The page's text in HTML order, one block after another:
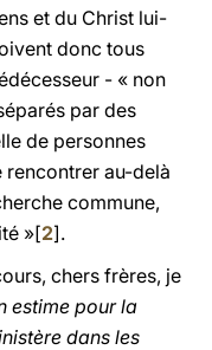
et du Christ lui-
donc tous
- « non
par des
de personnes
rencontrer au-delà
commune,
»[2].
chers frères, je
estime pour la
dans les